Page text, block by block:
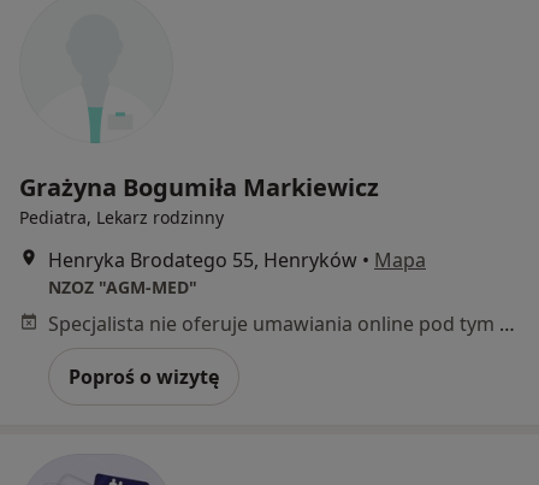
Grażyna Bogumiła Markiewicz
Pediatra, Lekarz rodzinny
Henryka Brodatego 55, Henryków • Mapa
NZOZ "AGM-MED"
Specjalista nie oferuje umawiania online pod tym adresem.
Poproś o wizytę